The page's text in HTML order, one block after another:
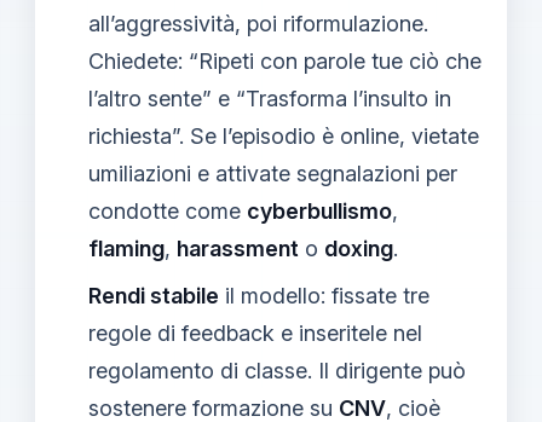
all’aggressività, poi riformulazione.
Chiedete: “Ripeti con parole tue ciò che
l’altro sente” e “Trasforma l’insulto in
richiesta”. Se l’episodio è online, vietate
umiliazioni e attivate segnalazioni per
condotte come cyberbullismo,
flaming, harassment o doxing.
Rendi stabile il modello: fissate tre
regole di feedback e inseritele nel
regolamento di classe. Il dirigente può
sostenere formazione su CNV, cioè